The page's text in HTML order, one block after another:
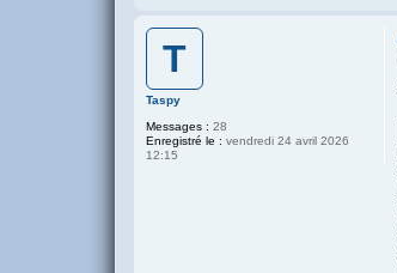
T
Taspy
Messages : 28
Enregistré le : vendredi 24 avril 2026
12:15